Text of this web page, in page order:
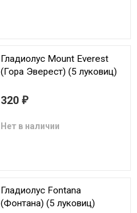
Гладиолус Mount Everest
(Гора Эверест) (5 луковиц)
320 ₽
Нет в наличии
Гладиолус Fontana
(Фонтана) (5 луковиц)